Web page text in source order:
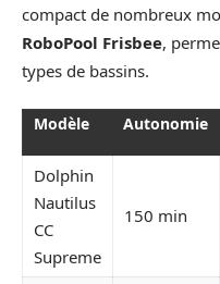
compact de nombreux
RoboPool Frisbee,
types de bassins.
Modèle Autonomie
Dolphin
Nautilus
CC
Supreme
150 min